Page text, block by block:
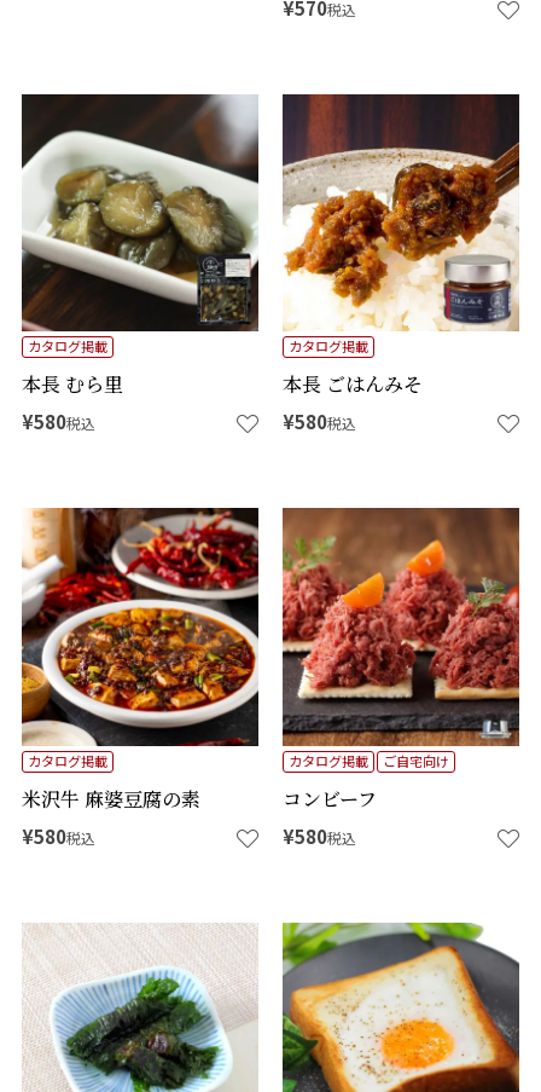
¥570税込
本長 むら里
カタログ掲載
¥580税込
本長 ごはんみそ
カタログ掲載
¥580税込
米沢牛 麻婆豆腐の素
カタログ掲載
¥580税込
コンビーフ
カタログ掲載 ご自宅向け
¥580税込